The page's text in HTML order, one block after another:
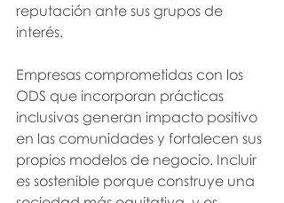
reputación ante sus grupos de
interés.
Empresas comprometidas con los
ODS que incorporan prácticas
inclusivas generan impacto positivo
en las comunidades y fortalecen sus
propios modelos de negocio. Incluir
es sostenible porque construye una